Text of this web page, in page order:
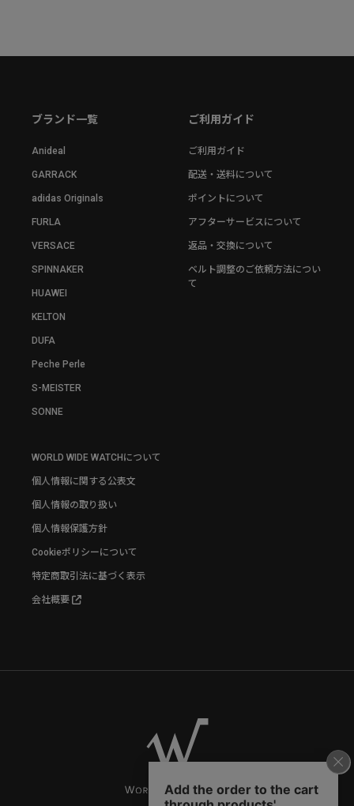
ブランド一覧
Anideal
GARRACK
adidas Originals
FURLA
VERSACE
SPINNAKER
HUAWEI
KELTON
DUFA
Peche Perle
S-MEISTER
SONNE
ご利用ガイド
ご利用ガイド
配送・送料について
ポイントについて
アフターサービスについて
返品・交換について
ベルト調整のご依頼方法につい
て
WORLD WIDE WATCHについて
個人情報に関する公表文
個人情報の取り扱い
個人情報保護方針
Cookieポリシーについて
特定商取引法に基づく表示
会社概要